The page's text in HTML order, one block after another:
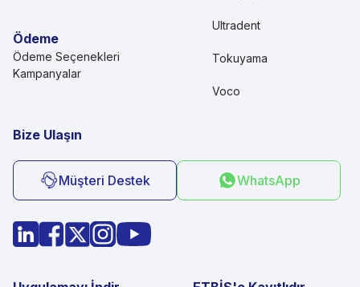
Ödeme
Ödeme Seçenekleri
Kampanyalar
Ultradent
Tokuyama
Voco
Bize Ulaşın
Müşteri Destek WhatsApp